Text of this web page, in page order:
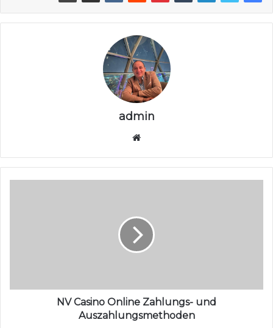
admin
NV Casino Online Zahlungs- und
Auszahlungsmethoden